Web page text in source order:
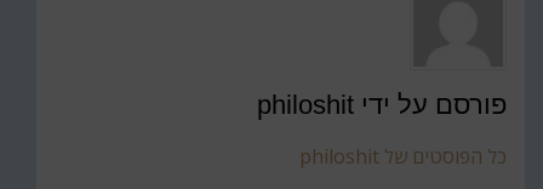
פורסם על ידי philoshit
כל הפוסטים של philoshit